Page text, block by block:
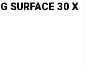
SURFACE 30 X